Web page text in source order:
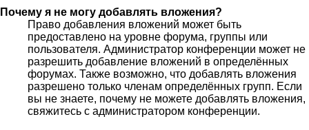
Почему я не могу добавлять вложения?
Право добавления вложений может быть
предоставлено на уровне форума, группы или
пользователя. Администратор конференции может не
разрешить добавление вложений в определённых
форумах. Также возможно, что добавлять вложения
разрешено только членам определённых групп. Если
вы не знаете, почему не можете добавлять вложения,
свяжитесь с администратором конференции.